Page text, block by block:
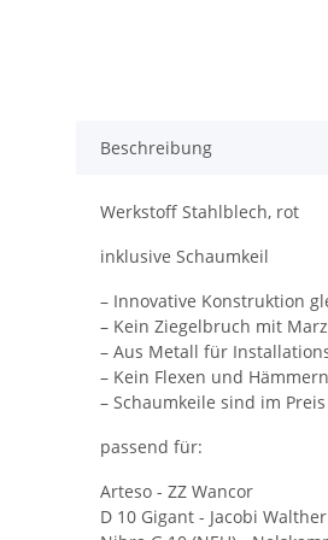
Beschreibung
Werkstoff Stahlblech, rot
inklusive Schaumkeil
– Innovative Konstruktion
– Kein Ziegelbruch mit
– Aus Metall für
– Kein Flexen und
– Schaumkeile sind im
passend für:
Arteso - ZZ Wancor
D 10 Gigant - Jacobi Walther